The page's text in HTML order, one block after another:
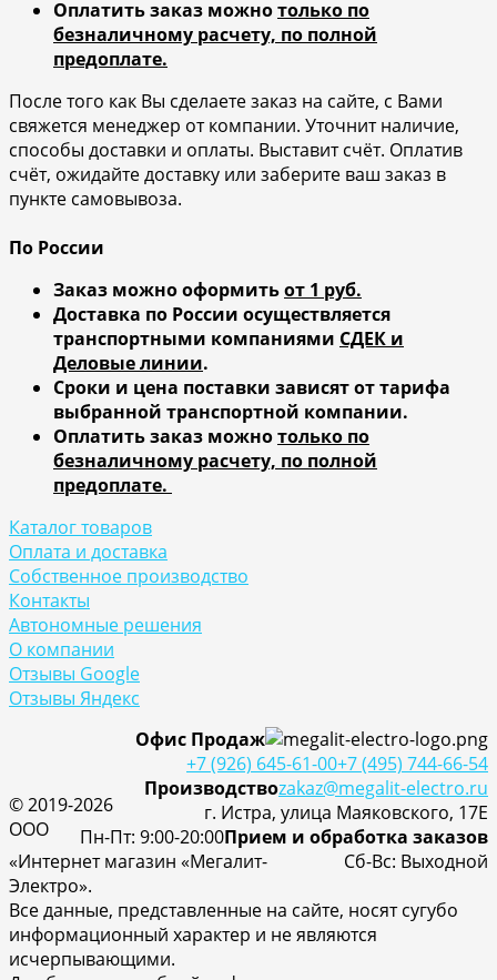
Оплатить заказ можнотолько по
безналичному расчету, по полной
предоплате.
После того как Вы сделаете заказ на сайте, с Вами
свяжется менеджер от компании. Уточнит наличие,
способы доставки и оплаты. Выставит счёт. Оплатив
счёт, ожидайте доставку или заберите ваш заказ в
пункте самовывоза.
По России
Заказ можно оформитьот 1 руб.
Доставка по России осуществляется
транспортными компаниями СДЕК и
Деловые линии.
Сроки и цена поставки зависят от тарифа
выбранной транспортной компании.
Оплатить заказ можнотолько по
безналичному расчету, по полной
предоплате.
Каталог товаров
Оплата и доставка
Собственное производство
Контакты
Автономные решения
О компании
Отзывы Google
Отзывы Яндекс
Офис Продаж
+7 (495) 744-66-54
+7 (926) 645-61-00
zakaz@megalit-electro.ru
Производство
г. Истра, улица Маяковского, 17Е
Прием и обработка заказов
Пн-Пт: 9:00-20:00
Cб-Вс: Выходной
© 2019-2026
ООО
«Интернет магазин «Мегалит-
Электро».
Все данные, представленные на сайте, носят сугубо
информационный характер и не являются
исчерпывающими.